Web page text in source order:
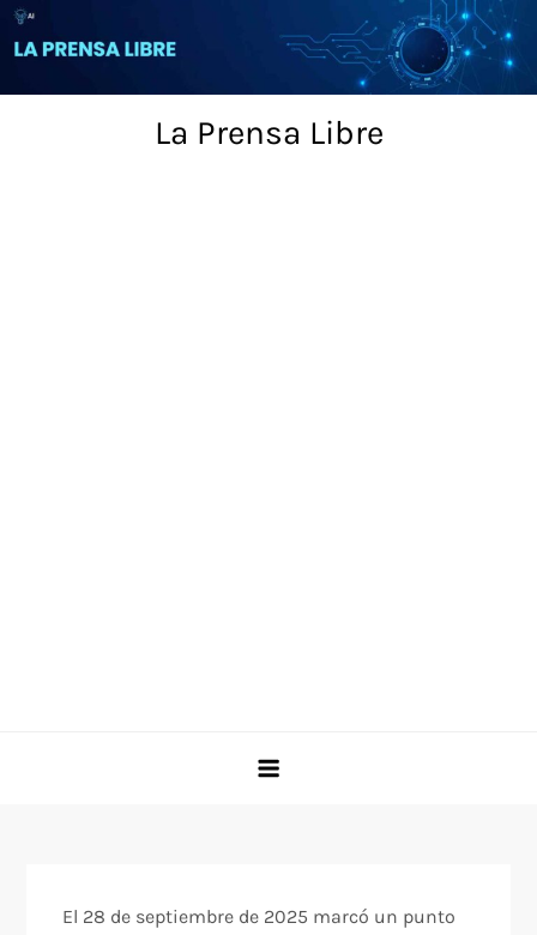
Skip
to
La Prensa Libre
El 28 de septiembre de 2025 marcó un punto